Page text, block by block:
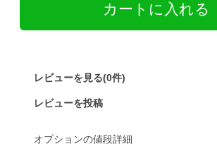
レビューを見る(0件)
レビューを投稿
オプションの値段詳細